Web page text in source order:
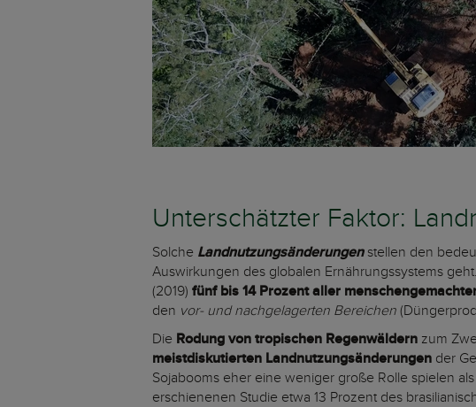
Unterschätzter Faktor:
Solche Landnutzungsänderungen stellen den
Auswirkungen des globalen Ernährungssystems
(2019) fünf bis 14 Prozent aller
den vor- und nachgelagerten Bereichen
Die Rodung von tropischen Regenwäldern zum
meistdiskutierten Landnutzungsänderungen der
Sojabooms eher eine weniger große Rolle spielen
erschienenen Studie etwa 13 Prozent des